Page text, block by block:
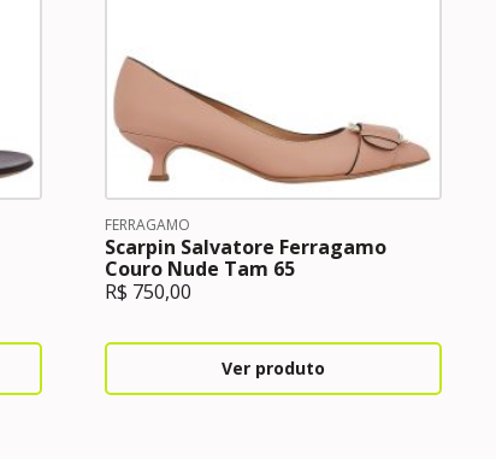
FERRAGAMO
Scarpin Salvatore Ferragamo
Couro Nude Tam 65
R$ 750,00
Ver produto